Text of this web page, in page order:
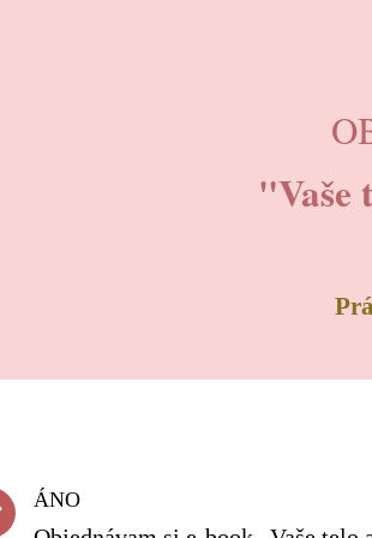
"Vaše
ÁNO